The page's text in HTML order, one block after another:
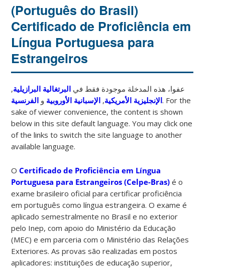
(Português do Brasil)
Certificado de Proficiência em
Língua Portuguesa para
Estrangeiros
عفوا، هذه المدخلة موجودة فقط في البرتغالية البرازيلية,
الإنجليزية الأمريكية, الإسبانية الأوروبية و الفرنسية
. For the
sake of viewer convenience, the content is shown
below in this site default language. You may click one
of the links to switch the site language to another
available language.
OCertificado de Proficiência em Língua
Portuguesa para Estrangeiros (Celpe-Bras) é o
exame brasileiro oficial para certificar proficiência
em português como língua estrangeira. O exame é
aplicado semestralmente no Brasil e no exterior
pelo Inep, com apoio do Ministério da Educação
(MEC) e em parceria com o Ministério das Relações
Exteriores. As provas são realizadas em postos
aplicadores: instituições de educação superior,